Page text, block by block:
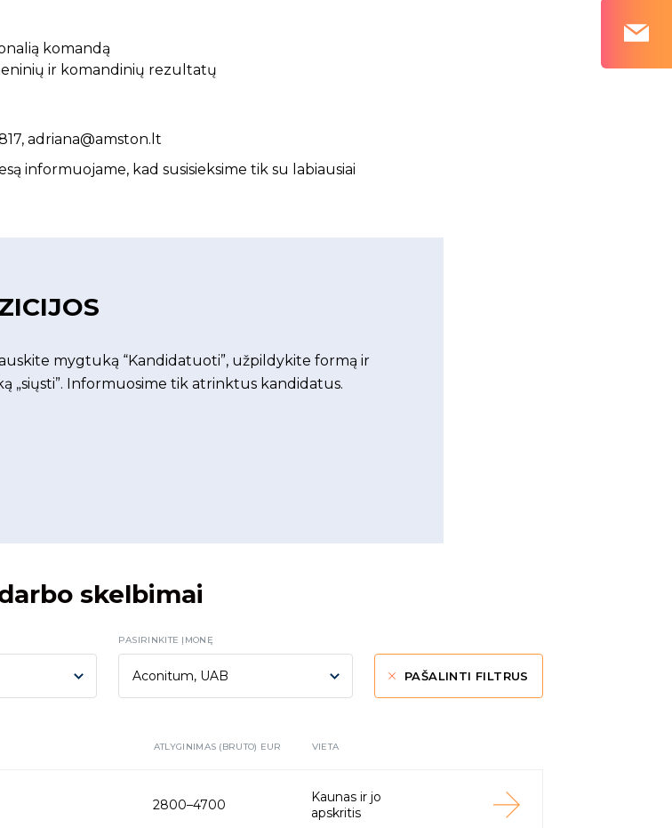
komandą
ir komandinių rezultatų
adriana@amston.lt
informuojame, kad susisieksime tik su labiausiai
mygtuką “Kandidatuoti”, užpildykite formą ir
„siųsti”. Informuosime tik atrinktus kandidatus.
skelbimai
PASIRINKITE ĮMONĘ
PAŠALINTI FILTRUS
ATLYGINIMAS (BRUTO) EUR VIETA
2800–4700
Kaunas ir jo
apskritis